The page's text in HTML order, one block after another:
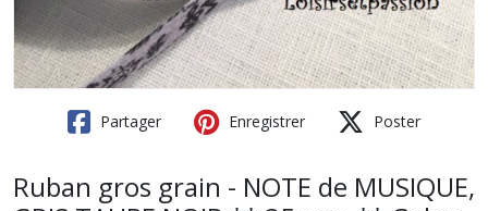
Partager Enregistrer Poster
Ruban gros grain - NOTE de MUSIQUE,